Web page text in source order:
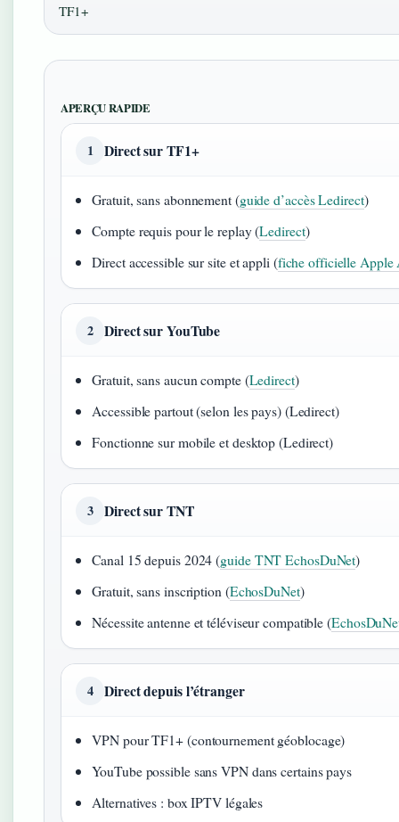
TF1+
APERÇU RAPIDE
1 Direct sur TF1+
Gratuit, sans abonnement (guide d’accès Ledirect)
Compte requis pour le replay (Ledirect)
Direct accessible sur site et appli (fiche officielle Apple
2 Direct sur YouTube
Gratuit, sans aucun compte (Ledirect)
Accessible partout (selon les pays) (Ledirect)
Fonctionne sur mobile et desktop (Ledirect)
3 Direct sur TNT
Canal 15 depuis 2024 (guide TNT EchosDuNet)
Gratuit, sans inscription (EchosDuNet)
Nécessite antenne et téléviseur compatible (
4 Direct depuis l’étranger
VPN pour TF1+ (contournement géoblocage)
YouTube possible sans VPN dans certains pays
Alternatives : box IPTV légales